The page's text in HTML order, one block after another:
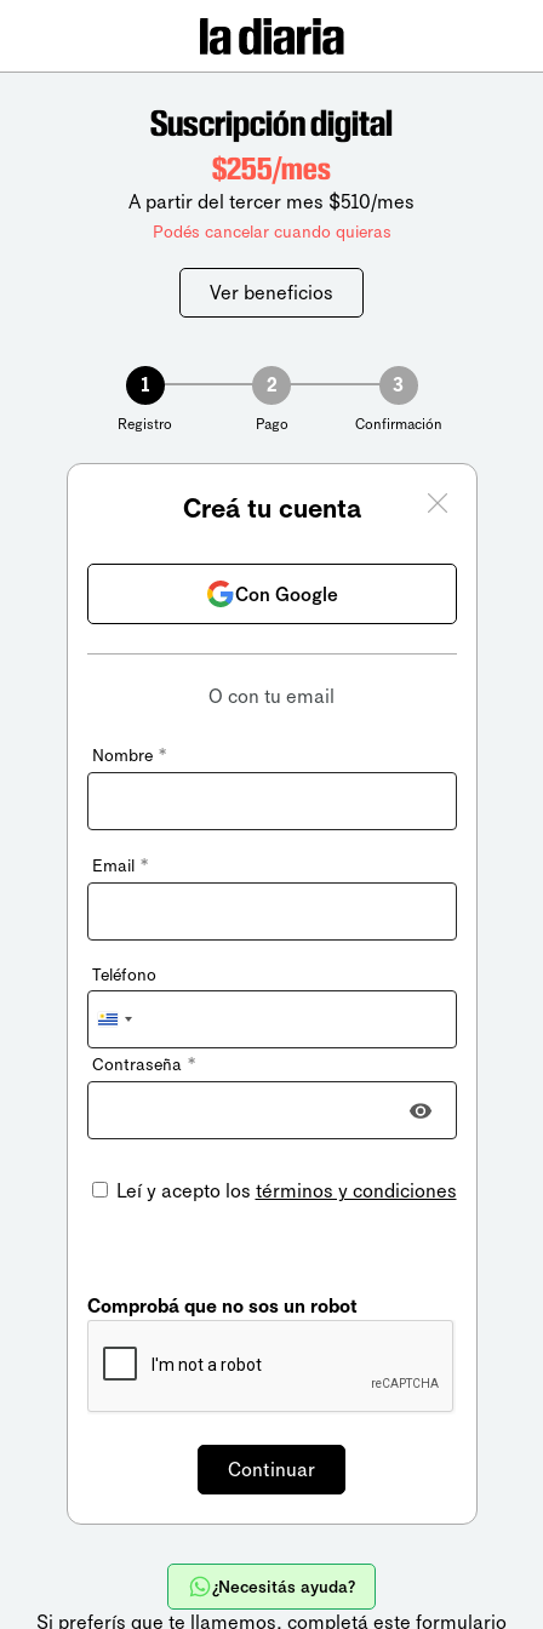
Suscripción digital
$255/mes
A partir del tercer mes $510/mes
Podés cancelar cuando quieras
Ver beneficios
1
Registro
2
Pago
3
Confirmación
Creá tu cuenta
Con Google
O con tu email
Nombre *
Email *
Teléfono
Uruguay
+598
Contraseña *
Leí y acepto los términos y condiciones
Comprobá que no sos un robot
¿Necesitás ayuda?
Si preferís que te llamemos, completá este formulario